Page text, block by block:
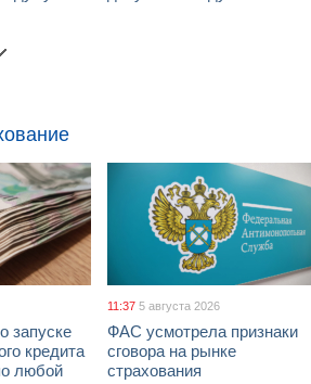
запуске
кредита
любой
11:37 5 августа 2026
ФАС усмотрела признаки
сговора на рынке
страхования